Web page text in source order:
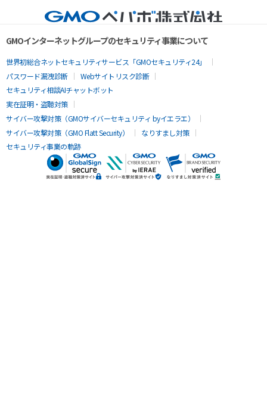
GMOインターネットグループのセキュリティ事業について
世界初総合ネットセキュリティサービス「GMOセキュリティ24」
パスワード漏洩診断
Webサイトリスク診断
セキュリティ相談AIチャットボット
実在証明・盗聴対策
サイバー攻撃対策（GMOサイバーセキュリティ byイエラエ）
サイバー攻撃対策（GMO Flatt Security）
なりすまし対策
セキュリティ事業の軌跡